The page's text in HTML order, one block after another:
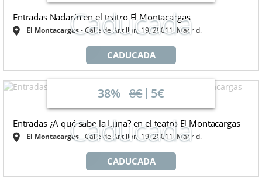
Caducada
Entradas Nadarín en el teatro El Montacargas
El Montacargas Calle de Antillón, 19, 28011. Madrid.
CADUCADA
Caducada
38% 8€ 5€
Entradas ¿A qué sabe la Luna? en el teatro El Montacargas
El Montacargas Calle de Antillón, 19, 28011. Madrid.
CADUCADA